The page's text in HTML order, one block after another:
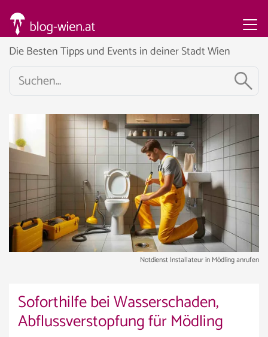
Die Besten Tipps und Events in deiner Stadt Wien
Notdienst Installateur in Mödling anrufen
Soforthilfe bei Wasserschaden,
Abflussverstopfung für Mödling